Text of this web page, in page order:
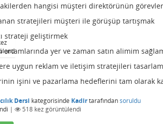
hangisi müşteri direktörünün
stratejileri müşteri ile görüşüp tartışmak
strateji geliştirmek
ortamlarında yer ve zaman satın alimim
uygun reklam ve iletişim stratejileri
işini ve pazarlama hedeflerini tam olarak
Dersi kategorisinde Kadirtarafındansoruldu
| 518 kez görüntülendi